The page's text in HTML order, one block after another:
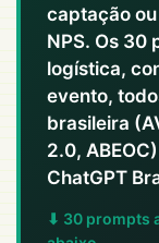
captação
NPS. Os 30
logística,
evento,
brasileira
2.0,
ChatGPT
⬇ 30 prompts